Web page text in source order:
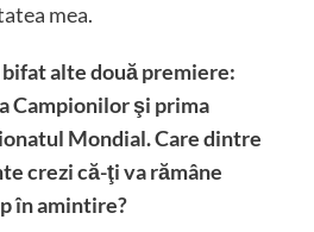
mea.
bifat alte două premiere:
Campionilor şi prima
Mondial. Care dintre
crezi că-ţi va rămâne
în amintire?